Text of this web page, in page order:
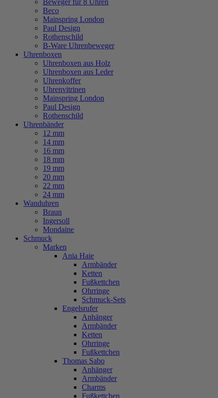
Beweger für 8 Uhren
Beco
Mainspring London
Paul Design
Rothenschild
B-Ware Uhrenbeweger
Uhrenboxen
Uhrenboxen aus Holz
Uhrenboxen aus Leder
Uhrenkoffer
Uhrenvitrinen
Mainspring London
Paul Design
Rothenschild
Uhrenbänder
12 mm
14 mm
16 mm
18 mm
19 mm
20 mm
22 mm
24 mm
Wanduhren
Braun
Ingersoll
Mondaine
Schmuck
Marken
Ania Haie
Armbänder
Ketten
Fußkettchen
Ohrringe
Schmuck-Sets
Engelsrufer
Anhänger
Armbänder
Ketten
Ohrringe
Fußkettchen
Thomas Sabo
Anhänger
Armbänder
Charms
Fußkettchen